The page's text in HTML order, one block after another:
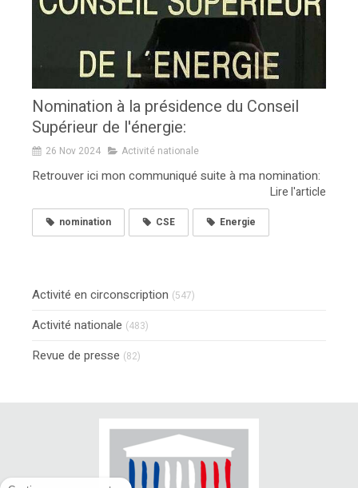
Nomination à la présidence du Conseil
Supérieur de l'énergie:
26 Nov 2024 Activité nationale
Retrouver ici mon communiqué suite à ma nomination:
Lire l'article
nomination CSE Energie
Activité en circonscription (547)
Activité nationale (483)
Revue de presse (82)